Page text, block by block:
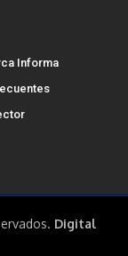
Informa
Digital